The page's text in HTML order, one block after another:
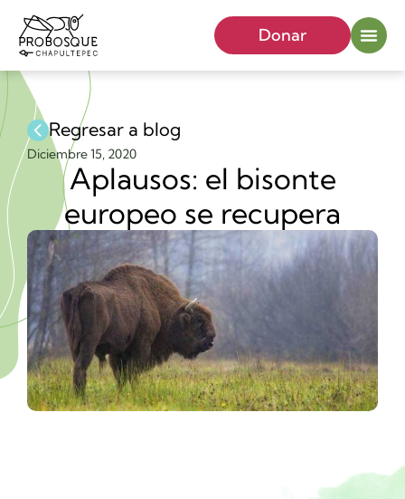
Donar
Regresar a blog
Diciembre 15, 2020
Aplausos: el bisonte
europeo se recupera